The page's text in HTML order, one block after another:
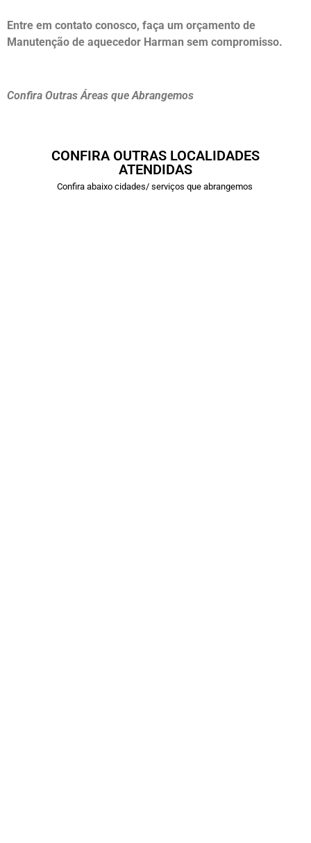
Entre em contato conosco, faça um orçamento de
Manutenção de aquecedor Harman sem compromisso.
Confira Outras Áreas que Abrangemos
CONFIRA OUTRAS LOCALIDADES
ATENDIDAS
Confira abaixo cidades/ serviços que abrangemos